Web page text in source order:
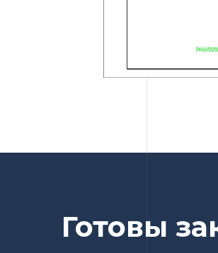
Готовы